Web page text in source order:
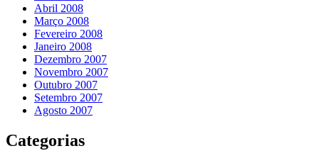
Abril 2008
Março 2008
Fevereiro 2008
Janeiro 2008
Dezembro 2007
Novembro 2007
Outubro 2007
Setembro 2007
Agosto 2007
Categorias